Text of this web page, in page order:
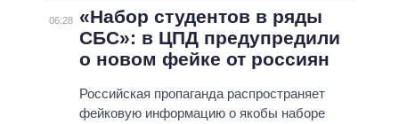
06:28
«Набор студентов в ряды
СБС»: в ЦПД предупредили
о новом фейке от россиян
Российская пропаганда распространяет
фейковую информацию о якобы наборе